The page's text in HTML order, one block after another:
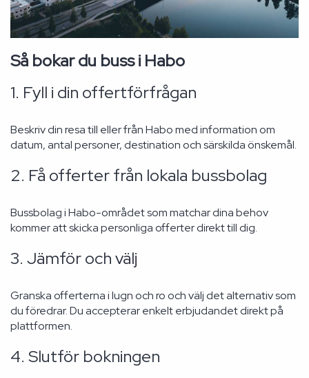
Så bokar du buss i Habo
1. Fyll i din offertförfrågan
Beskriv din resa till eller från Habo med information om
datum, antal personer, destination och särskilda önskemål.
2. Få offerter från lokala bussbolag
Bussbolag i Habo-området som matchar dina behov
kommer att skicka personliga offerter direkt till dig.
3. Jämför och välj
Granska offerterna i lugn och ro och välj det alternativ som
du föredrar. Du accepterar enkelt erbjudandet direkt på
plattformen.
4. Slutför bokningen